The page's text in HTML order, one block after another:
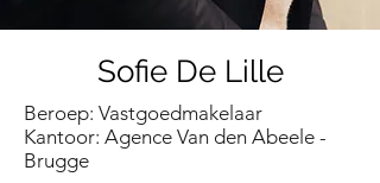
Sofie De Lille
Beroep: Vastgoedmakelaar
Kantoor: Agence Van den Abeele -
Brugge